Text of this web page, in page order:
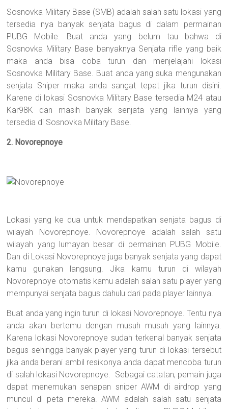
Sosnovka Military Base (SMB) adalah salah satu lokasi yang
tersedia nya banyak senjata bagus di dalam permainan
PUBG Mobile. Buat anda yang belum tau bahwa di
Sosnovka Military Base banyaknya Senjata rifle yang baik
maka anda bisa coba turun dan menjelajahi lokasi
Sosnovka Military Base. Buat anda yang suka mengunakan
senjata Sniper maka anda sangat tepat jika turun disini.
Karene di lokasi Sosnovka Military Base tersedia M24 atau
Kar98K dan masih banyak senjata yang lainnya yang
tersedia di Sosnovka Military Base.
2. Novorepnoye
Lokasi yang ke dua untuk mendapatkan senjata bagus di
wilayah Novorepnoye. Novorepnoye adalah salah satu
wilayah yang lumayan besar di permainan PUBG Mobile.
Dan di Lokasi Novorepnoye juga banyak senjata yang dapat
kamu gunakan langsung. Jika kamu turun di wilayah
Novorepnoye otomatis kamu adalah salah satu player yang
mempunyai senjata bagus dahulu dari pada player lainnya.
Buat anda yang ingin turun di lokasi Novorepnoye. Tentu nya
anda akan bertemu dengan musuh musuh yang lainnya.
Karena lokasi Novorepnoye sudah terkenal banyak senjata
bagus sehingga banyak player yang turun di lokasi tersebut
jika anda berani ambil resikonya anda dapat mencoba turun
di salah lokasi Novorepnoye. Sebagai catatan, pemain juga
dapat menemukan senapan sniper AWM di airdrop yang
muncul di peta mereka. AWM adalah salah satu senjata